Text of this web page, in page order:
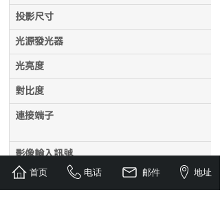
投影尺寸
光源發光器
光亮度
對比度
連接端子
影像輸入訊號
首页 电话 邮件 地址